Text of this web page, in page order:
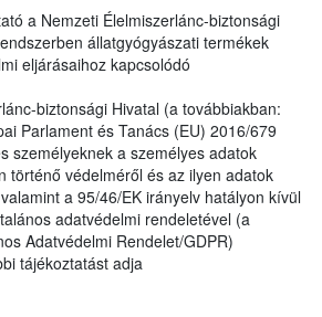
a Nemzeti Élelmiszerlánc-biztonsági
állatgyógyászati termékek
eljárásaihoz kapcsolódó
biztonsági Hivatal (a továbbiakban:
Parlament és Tanács (EU) 2016/679
személyeknek a személyes adatok
történő védelméről és az ilyen adatok
a 95/46/EK irányelv hatályon kívül
adatvédelmi rendeletével (a
Adatvédelmi Rendelet/GDPR)
tájékoztatást adja